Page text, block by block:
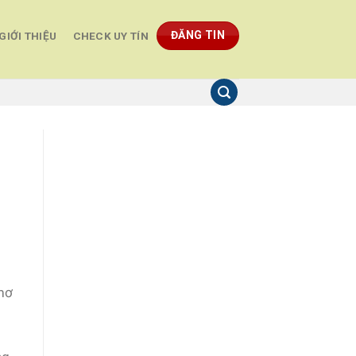
GIỚI THIỆU CHECK UY TÍN ĐĂNG TIN